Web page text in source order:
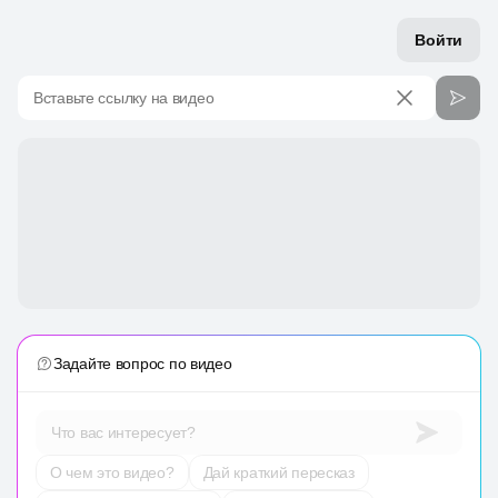
Войти
Вставьте ссылку на видео
Задайте вопрос по видео
Что вас интересует?
О чем это видео? Дай краткий пересказ